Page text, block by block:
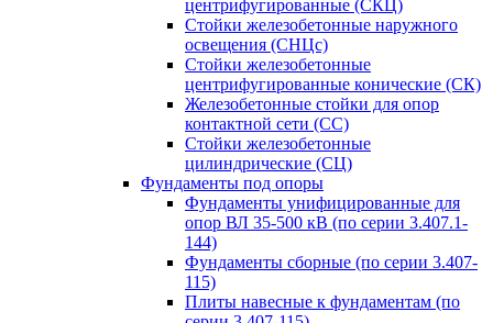
центрифугированные (СКЦ)
Стойки железобетонные наружного
освещения (СНЦс)
Стойки железобетонные
центрифугированные конические (СК)
Железобетонные стойки для опор
контактной сети (СС)
Стойки железобетонные
цилиндрические (СЦ)
Фундаменты под опоры
Фундаменты унифицированные для
опор ВЛ 35-500 кВ (по серии 3.407.1-
144)
Фундаменты сборные (по серии 3.407-
115)
Плиты навесные к фундаментам (по